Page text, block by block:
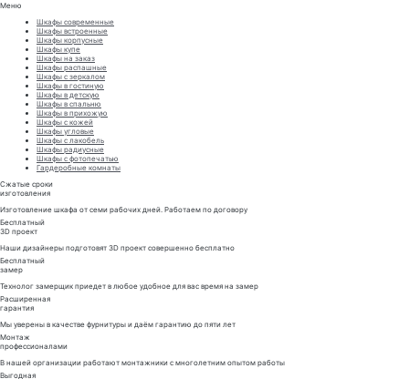
Меню
Шкафы современные
Шкафы встроенные
Шкафы корпусные
Шкафы купе
Шкафы на заказ
Шкафы распашные
Шкафы с зеркалом
Шкафы в гостиную
Шкафы в детскую
Шкафы в спальню
Шкафы в прихожую
Шкафы с кожей
Шкафы угловые
Шкафы с лакобель
Шкафы радиусные
Шкафы с фотопечатью
Гардеробные комнаты
Сжатые сроки
изготовления
Изготовление шкафа от семи рабочих дней. Работаем по договору
Бесплатный
3D проект
Наши дизайнеры подготовят 3D проект совершенно бесплатно
Бесплатный
замер
Технолог замерщик приедет в любое удобное для вас время на замер
Расширенная
гарантия
Мы уверены в качестве фурнитуры и даём гарантию до пяти лет
Монтаж
профессионалами
В нашей организации работают монтажники с многолетним опытом работы
Выгодная